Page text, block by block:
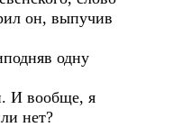
он, выпучив
одну
И вообще, я
нет?